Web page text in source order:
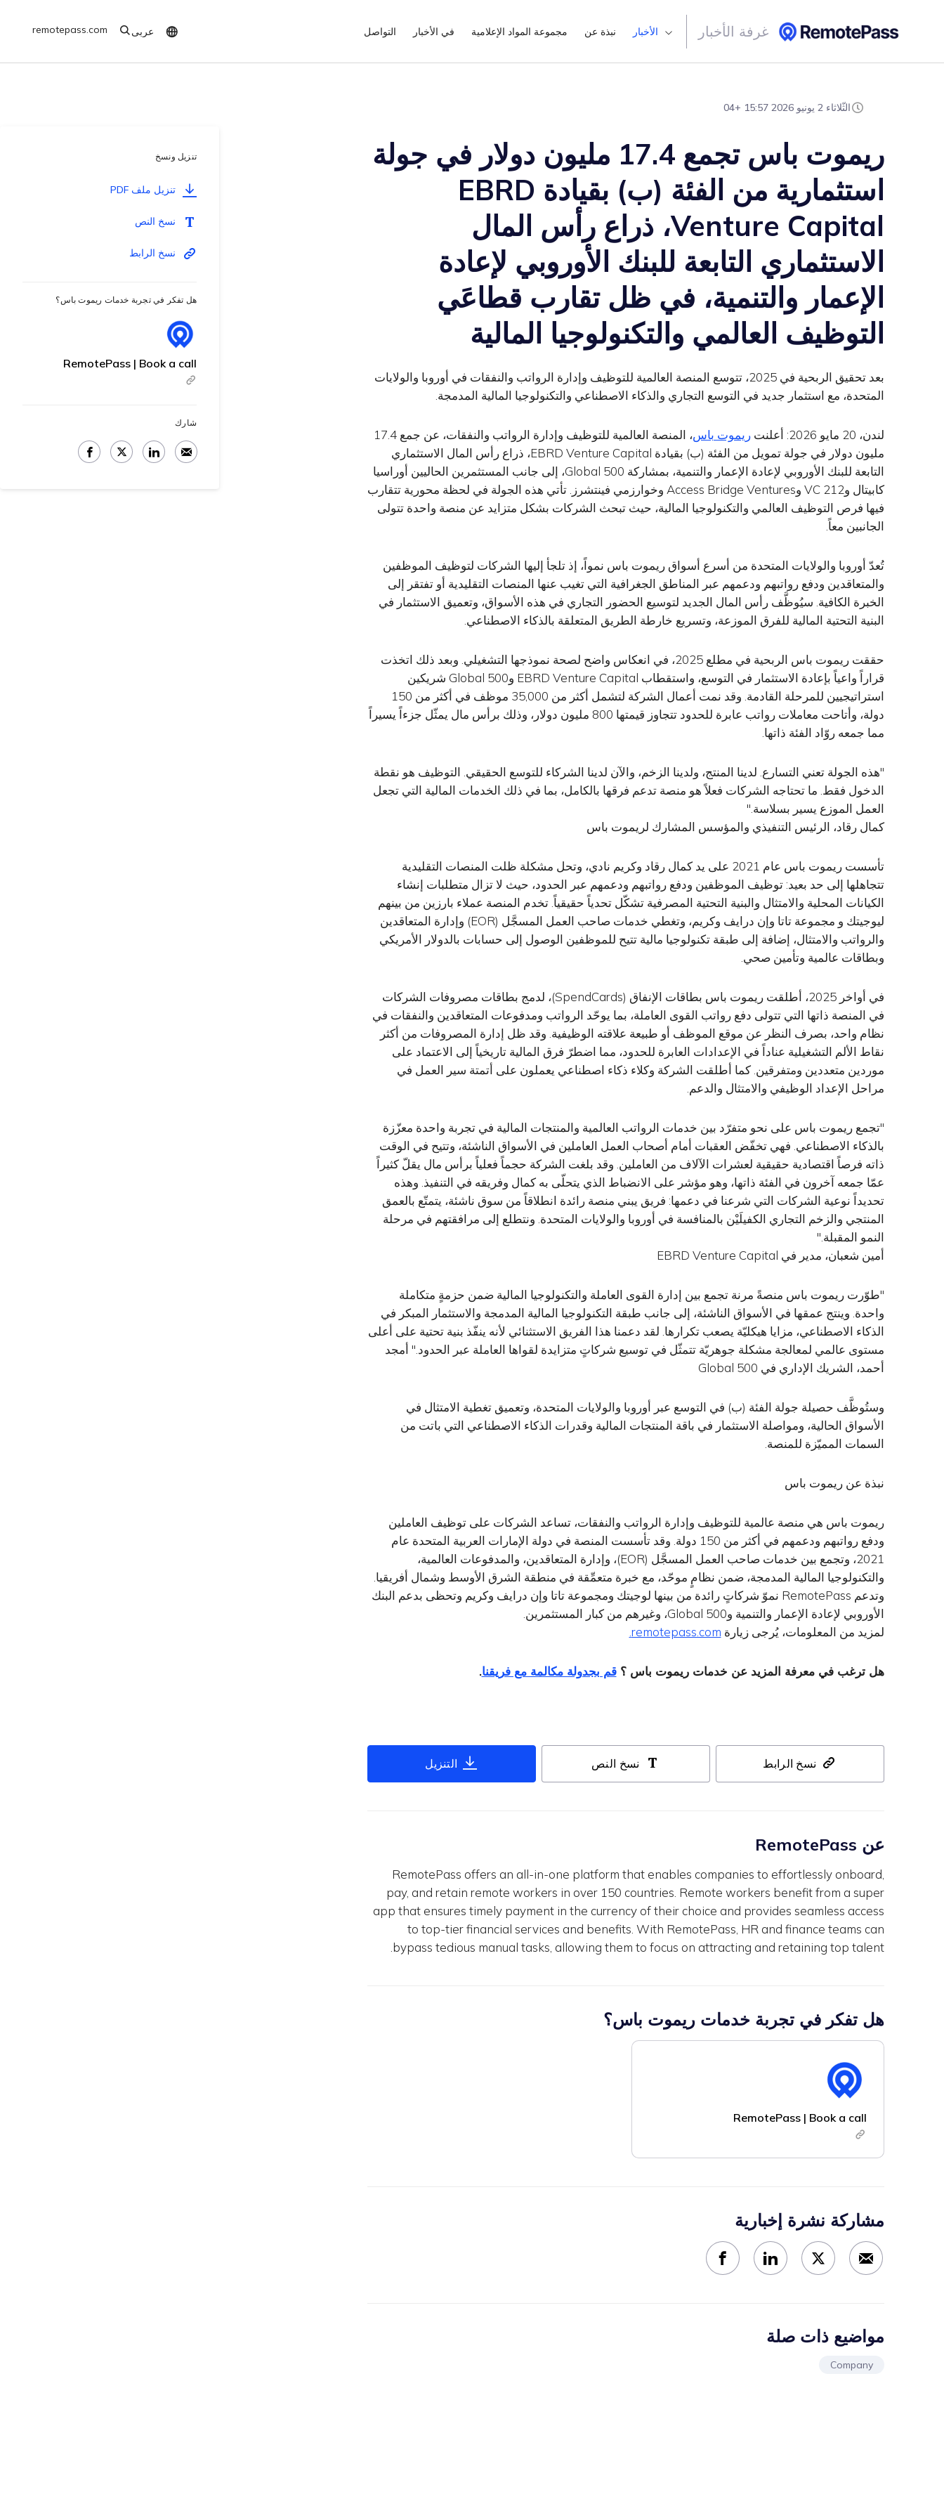
غرفة الأخبار الأخبار نبذة عن مجموعة المواد الإعلامية في الأخبار التواصل عربى remotepass.com
الثّلاثاء 2 يونيو 2026 15:57 +04
ريموت باس تجمع 17.4 مليون دولار في جولة
استثمارية من الفئة (ب) بقيادة EBRD
Venture Capital، ذراع رأس المال
الاستثماري التابعة للبنك الأوروبي لإعادة
الإعمار والتنمية، في ظل تقارب قطاعَي
التوظيف العالمي والتكنولوجيا المالية
بعد تحقيق الربحية في 2025، تتوسع المنصة العالمية للتوظيف وإدارة الرواتب والنفقات في أوروبا والولايات
المتحدة، مع استثمار جديد في التوسع التجاري والذكاء الاصطناعي والتكنولوجيا المالية المدمجة.
لندن، 20 مايو 2026: أعلنت ريموت باس
، المنصة العالمية للتوظيف وإدارة الرواتب والنفقات، عن جمع 17.4
مليون دولار في جولة تمويل من الفئة (ب) بقيادة EBRD Venture Capital، ذراع رأس المال الاستثماري
التابعة للبنك الأوروبي لإعادة الإعمار والتنمية، بمشاركة 500 Global، إلى جانب المستثمرين الحاليين أوراسيا
كابيتال و212 VC وAccess Bridge Ventures وخوارزمي فينتشرز. تأتي هذه الجولة في لحظة محورية تتقارب
فيها فرص التوظيف العالمي والتكنولوجيا المالية، حيث تبحث الشركات بشكل متزايد عن منصة واحدة تتولى
الجانبين معاً.
تُعدّ أوروبا والولايات المتحدة من أسرع أسواق ريموت باس نمواً، إذ تلجأ إليها الشركات لتوظيف الموظفين
والمتعاقدين ودفع رواتبهم ودعمهم عبر المناطق الجغرافية التي تغيب عنها المنصات التقليدية أو تفتقر إلى
الخبرة الكافية. سيُوظَّف رأس المال الجديد لتوسيع الحضور التجاري في هذه الأسواق، وتعميق الاستثمار في
البنية التحتية المالية للفرق الموزعة، وتسريع خارطة الطريق المتعلقة بالذكاء الاصطناعي.
حققت ريموت باس الربحية في مطلع 2025، في انعكاس واضح لصحة نموذجها التشغيلي. وبعد ذلك اتخذت
قراراً واعياً بإعادة الاستثمار في التوسع، واستقطاب EBRD Venture Capital و500 Global شريكين
استراتيجيين للمرحلة القادمة. وقد نمت أعمال الشركة لتشمل أكثر من 35,000 موظف في أكثر من 150
دولة، وأتاحت معاملات رواتب عابرة للحدود تتجاوز قيمتها 800 مليون دولار، وذلك برأس مال يمثّل جزءاً يسيراً
مما جمعه روّاد الفئة ذاتها.
"هذه الجولة تعني التسارع. لدينا المنتج، ولدينا الزخم، والآن لدينا الشركاء للتوسع الحقيقي. التوظيف هو نقطة
الدخول فقط. ما تحتاجه الشركات فعلاً هو منصة تدعم فرقها بالكامل، بما في ذلك الخدمات المالية التي تجعل
العمل الموزع يسير بسلاسة."
كمال رقاد، الرئيس التنفيذي والمؤسس المشارك لريموت باس
تأسست ريموت باس عام 2021 على يد كمال رقاد وكريم نادي، وتحل مشكلة ظلت المنصات التقليدية
تتجاهلها إلى حد بعيد: توظيف الموظفين ودفع رواتبهم ودعمهم عبر الحدود، حيث لا تزال متطلبات إنشاء
الكيانات المحلية والامتثال والبنية التحتية المصرفية تشكّل تحدياً حقيقياً. تخدم المنصة عملاء بارزين من بينهم
ليوجيتك و مجموعة تاتا وإن درايف وكريم، وتغطي خدمات صاحب العمل المسجَّل (EOR) وإدارة المتعاقدين
والرواتب والامتثال، إضافة إلى طبقة تكنولوجيا مالية تتيح للموظفين الوصول إلى حسابات بالدولار الأمريكي
وبطاقات عالمية وتأمين صحي.
في أواخر 2025، أطلقت ريموت باس بطاقات الإنفاق (SpendCards)، لدمج بطاقات مصروفات الشركات
في المنصة ذاتها التي تتولى دفع رواتب القوى العاملة، بما يوحّد الرواتب ومدفوعات المتعاقدين والنفقات في
نظام واحد، بصرف النظر عن موقع الموظف أو طبيعة علاقته الوظيفية. وقد ظل إدارة المصروفات من أكثر
نقاط الألم التشغيلية عناداً في الإعدادات العابرة للحدود، مما اضطرّ فرق المالية تاريخياً إلى الاعتماد على
موردين متعددين ومتفرقين. كما أطلقت الشركة وكلاء ذكاء اصطناعي يعملون على أتمتة سير العمل في
مراحل الإعداد الوظيفي والامتثال والدعم.
"تجمع ريموت باس على نحو متفرّد بين خدمات الرواتب العالمية والمنتجات المالية في تجربة واحدة معزّزة
بالذكاء الاصطناعي. فهي تخفّض العقبات أمام أصحاب العمل العاملين في الأسواق الناشئة، وتتيح في الوقت
ذاته فرصاً اقتصادية حقيقية لعشرات الآلاف من العاملين. وقد بلغت الشركة حجماً فعلياً برأس مال يقلّ كثيراً
عمّا جمعه آخرون في الفئة ذاتها، وهو مؤشر على الانضباط الذي يتحلّى به كمال وفريقه في التنفيذ. وهذه
تحديداً نوعية الشركات التي شرعنا في دعمها: فريق يبني منصة رائدة انطلاقاً من سوق ناشئة، يتمتّع بالعمق
المنتجي والزخم التجاري الكفيلَيْن بالمنافسة في أوروبا والولايات المتحدة. ونتطلع إلى مرافقتهم في مرحلة
النمو المقبلة."
أمين شعبان، مدير في EBRD Venture Capital
"طوّرت ريموت باس منصةً مرنة تجمع بين إدارة القوى العاملة والتكنولوجيا المالية ضمن حزمةٍ متكاملة
واحدة. وينتج عمقها في الأسواق الناشئة، إلى جانب طبقة التكنولوجيا المالية المدمجة والاستثمار المبكر في
الذكاء الاصطناعي، مزايا هيكليّة يصعب تكرارها. لقد دعمنا هذا الفريق الاستثنائي لأنه ينفّذ بنية تحتية على أعلى
مستوى عالمي لمعالجة مشكلة جوهريّة تتمثّل في توسيع شركاتٍ متزايدة لقواها العاملة عبر الحدود." أمجد
أحمد، الشريك الإداري في 500 Global
وستُوظَّف حصيلة جولة الفئة (ب) في التوسع عبر أوروبا والولايات المتحدة، وتعميق تغطية الامتثال في
الأسواق الحالية، ومواصلة الاستثمار في باقة المنتجات المالية وقدرات الذكاء الاصطناعي التي باتت من
السمات المميّزة للمنصة.
نبذة عن ريموت باس
ريموت باس هي منصة عالمية للتوظيف وإدارة الرواتب والنفقات، تساعد الشركات على توظيف العاملين
ودفع رواتبهم ودعمهم في أكثر من 150 دولة. وقد تأسست المنصة في دولة الإمارات العربية المتحدة عام
2021، وتجمع بين خدمات صاحب العمل المسجَّل (EOR)، وإدارة المتعاقدين، والمدفوعات العالمية،
والتكنولوجيا المالية المدمجة، ضمن نظامٍ موحّد، مع خبرة متعمِّقة في منطقة الشرق الأوسط وشمال أفريقيا.
وتدعم RemotePass نموّ شركاتٍ رائدة من بينها لوجيتك ومجموعة تاتا وإن درايف وكريم وتحظى بدعم البنك
الأوروبي لإعادة الإعمار والتنمية و500 Global، وغيرهم من كبار المستثمرين.
لمزيد من المعلومات، يُرجى زيارة remotepass.com.
هل ترغب في معرفة المزيد عن خدمات ريموت باس ؟قم بجدولة مكالمة مع فريقنا.
نسخ الرابط نسخ النص التنزيل
عن RemotePass
RemotePass offers an all-in-one platform that enables companies to effortlessly onboard,
pay, and retain remote workers in over 150 countries. Remote workers benefit from a super
app that ensures timely payment in the currency of their choice and provides seamless access
to top-tier financial services and benefits. With RemotePass, HR and finance teams can
bypass tedious manual tasks, allowing them to focus on attracting and retaining top talent.
هل تفكر في تجربة خدمات ريموت باس؟
RemotePass | Book a call
مشاركة نشرة إخبارية
مواضيع ذات صلة
Company
تنزيل ونسخ
تنزيل ملف PDF
نسخ النص
نسخ الرابط
هل تفكر في تجربة خدمات ريموت باس؟
RemotePass | Book a call
شارك